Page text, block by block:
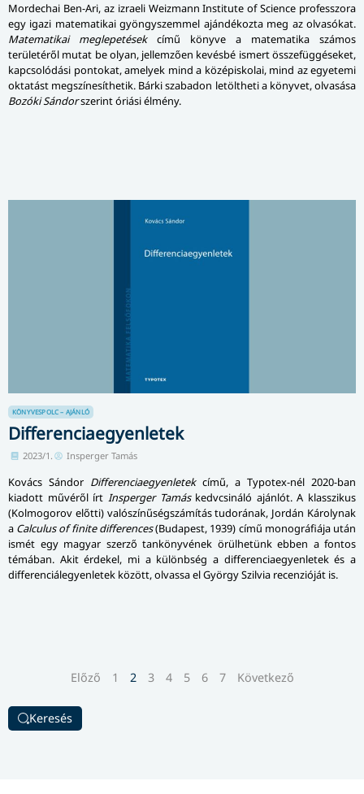
Mordechai Ben-Ari, az izraeli Weizmann Institute of Science professzora
egy igazi matematikai gyöngyszemmel ajándékozta meg az olvasókat.
Matematikai meglepetésekcímű könyve a matematika számos
területéről mutat be olyan, jellemzően kevésbé ismert összefüggéseket,
kapcsolódási pontokat, amelyek mind a középiskolai, mind az egyetemi
oktatást megszínesíthetik. Bárki szabadon letöltheti a könyvet, olvasása
Bozóki Sándorszerint óriási élmény.
KÖNYVESPOLC – AJÁNLÓ
Differenciaegyenletek
2023/1. Insperger Tamás
Kovács Sándor Differenciaegyenletekcímű, a Typotex-nél 2020-ban
kiadott művéről írt Insperger Tamáskedvcsináló ajánlót. A klasszikus
(Kolmogorov előtti) valószínűségszámítás tudorának, Jordán Károlynak
a Calculus of finite differences(Budapest, 1939) című monográfiája után
ismét egy magyar szerző tankönyvének örülhetünk ebben a fontos
témában. Akit érdekel, mi a különbség a differenciaegyenletek és a
differenciálegyenletek között, olvassa el György Szilvia recenzióját is.
Előző 1 2 3 4 5 6 7 Következő
Keresés